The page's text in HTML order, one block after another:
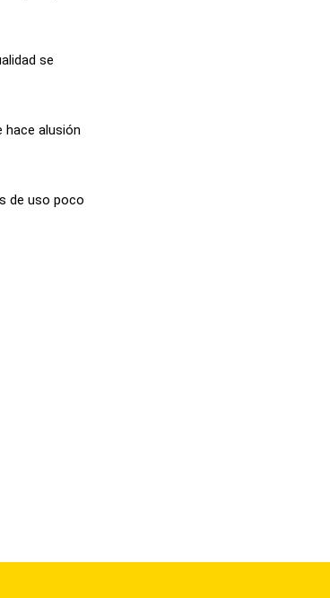
se
hace alusión
de uso poco